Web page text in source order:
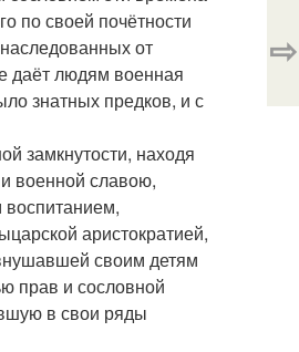
по своей почётности
от
даёт людям военная
знатных предков, и с
замкнутости, находя
военной славою,
аристократией,
своим детям
прав и сословной
в свои ряды
⇨